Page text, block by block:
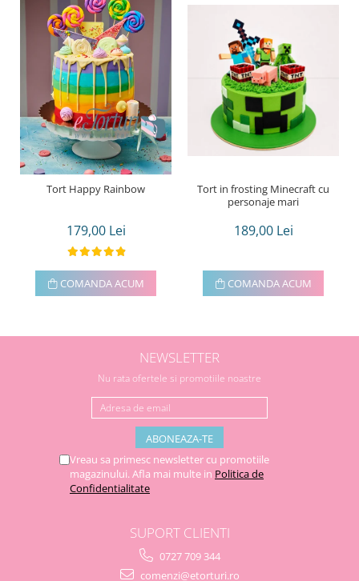
Tort Happy Rainbow
179,00 Lei
COMANDA ACUM
Tort in frosting Minecraft cu
personaje mari
189,00 Lei
COMANDA ACUM
NEWSLETTER
Nu rata ofertele si promotiile noastre
Vreau sa primesc newsletter cu promotiile
magazinului. Afla mai multe in Politica de
Confidentialitate
SUPORT CLIENTI
0727 709 344
comenzi@etorturi.ro